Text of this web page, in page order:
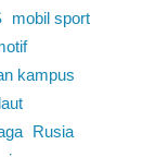
mobil sport
kampus
Rusia